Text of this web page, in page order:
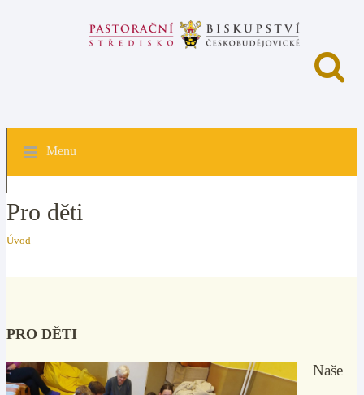
Menu
Pro děti
Úvod
PRO DĚTI
Naše